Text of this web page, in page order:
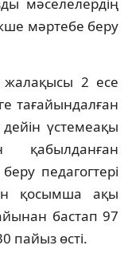
мәртебе беру
жалақысы 2 есе
тағайындалған
үстемеақы
қабылданған
педагогтері
қосымша ақы
бастап 97
пайыз өсті.